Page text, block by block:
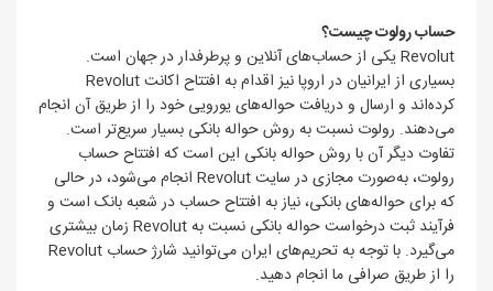
حساب رولوت چیست؟
Revolut یکی از حساب‌های آنلاین و پرطرفدار در جهان است.
بسیاری از ایرانیان در اروپا نیز اقدام به افتتاح اکانت Revolut
کرده‌اند و ارسال و دریافت حواله‌های یورویی خود را از طریق آن انجام
می‌دهند. رولوت نسبت به روش حواله بانکی بسیار سریع‌تر است.
تفاوت دیگر آن با روش حواله بانکی این است که افتتاح حساب
رولوت، به‌صورت مجازی در سایت Revolut انجام می‌شود، در حالی
که برای حواله‌های بانکی، نیاز به افتتاح حساب در شعبه بانک است و
فرآیند ثبت درخواست حواله بانکی نسبت به Revolut زمان بیشتری
می‌گیرد. با توجه به تحریم‌های ایران می‌توانید شارژ حساب Revolut
را از طریق صرافی ما انجام دهید.